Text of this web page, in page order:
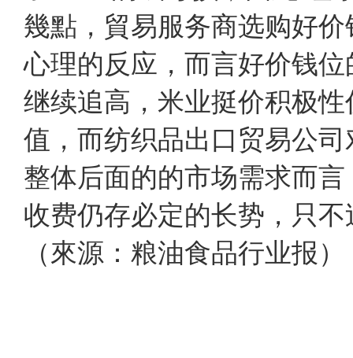
幾點，貿易服务商选购好
心理的反应，而言好价钱
继续追高，米业挺价积极
值，而纺织品出口贸易公
整体后面的的市场需求而
收费仍存必定的长势，
（來源：粮油食品行业报）